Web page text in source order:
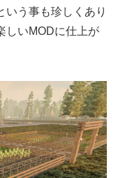
いう事も珍しくあり
しいMODに仕上が